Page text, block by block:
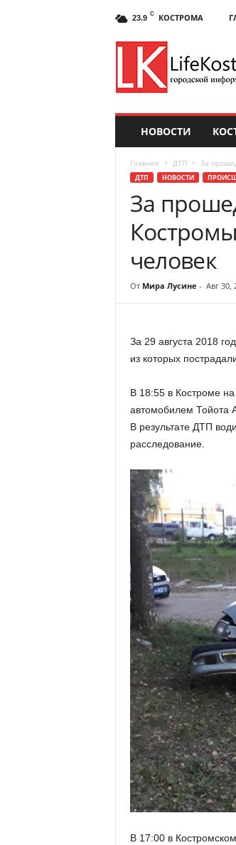
23.9 C КОСТРОМА
НОВОСТИ
Главная ДТП За
ДТП НОВОСТИ
За
человек
От Мира Лусине - Авг 30,
За 29 августа 2018
из которых
В 18:55 в Костроме
автомобилем Тойота
В результате ДТП
расследование.
В 17:00 в